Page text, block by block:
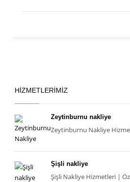
HIZMETLERIMIZ
Zeytinburnu nakliye
Zeytinburnu Nakliye
Şişli nakliye
Şişli Nakliye Hizmetleri |